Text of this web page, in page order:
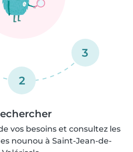
2
3
vos besoins et consultez les
nounou à Saint-Jean-de-